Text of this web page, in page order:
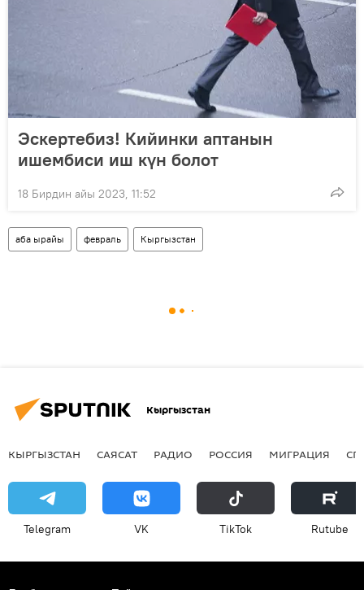
Эскертебиз! Кийинки аптанын
ишембиси иш күн болот
18 Бирдин айы 2023, 11:52
аба ырайы февраль Кыргызстан
Кыргызстан
КЫРГЫЗСТАН САЯСАТ РАДИО РОССИЯ МИГРАЦИЯ
Telegram VK ТikТоk Rutube